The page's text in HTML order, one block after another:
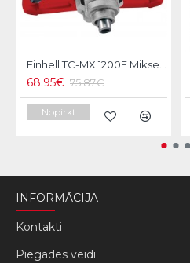
Einhell TC-MX 1200E Mikseris
68.95€ 75.87€
Nopirkt
INFORMĀCIJA
Kontakti
Piegādes veidi